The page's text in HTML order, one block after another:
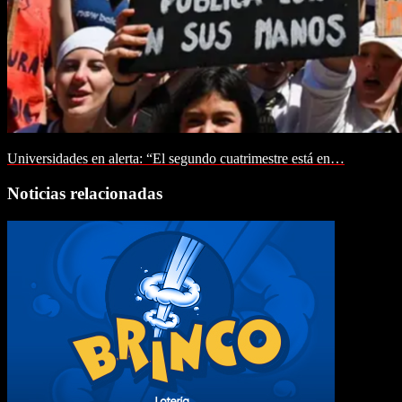
Universidades en alerta: “El segundo cuatrimestre está en…
Noticias relacionadas